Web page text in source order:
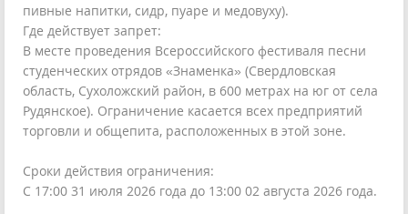
пивные напитки, сидр, пуаре и медовуху).
Где действует запрет:
В месте проведения Всероссийского фестиваля песни
студенческих отрядов «Знаменка» (Свердловская
область, Сухоложский район, в 600 метрах на юг от села
Рудянское). Ограничение касается всех предприятий
торговли и общепита, расположенных в этой зоне.
Сроки действия ограничения:
С 17:00 31 июля 2026 года до 13:00 02 августа 2026 года.